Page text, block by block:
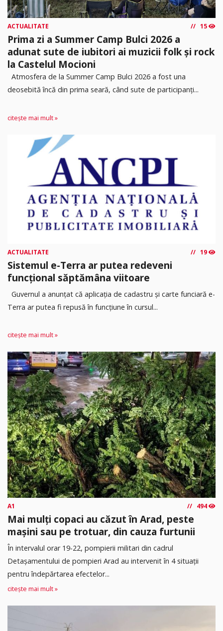
ACTUALITATE 15
Prima zi a Summer Camp Bulci 2026 a
adunat sute de iubitori ai muzicii folk și rock
la Castelul Mocioni
Atmosfera de la Summer Camp Bulci 2026 a fost una
deosebită încă din prima seară, când sute de participanți...
citește mai mult »
ACTUALITATE 19
Sistemul e-Terra ar putea redeveni
funcțional săptămâna viitoare
Guvernul a anunțat că aplicația de cadastru și carte funciară e-
Terra ar putea fi repusă în funcțiune în cursul...
citește mai mult »
A1 494
Mai mulți copaci au căzut în Arad, peste
mașini sau pe trotuar, din cauza furtunii
În intervalul orar 19-22, pompierii militari din cadrul
Detașamentului de pompieri Arad au intervenit în 4 situații
pentru îndepărtarea efectelor...
citește mai mult »